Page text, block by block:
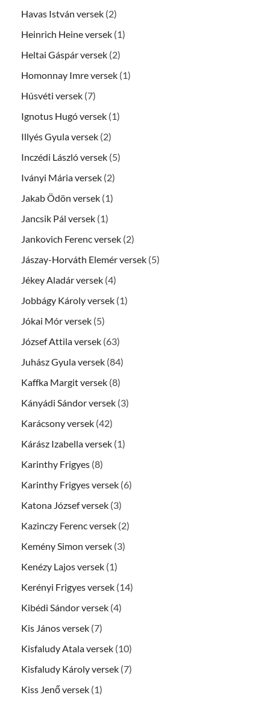
Havas István versek (2)
Heinrich Heine versek (1)
Heltai Gáspár versek (2)
Homonnay Imre versek (1)
Húsvéti versek (7)
Ignotus Hugó versek (1)
Illyés Gyula versek (2)
Inczédi László versek (5)
Iványi Mária versek (2)
Jakab Ödön versek (1)
Jancsik Pál versek (1)
Jankovich Ferenc versek (2)
Jászay-Horváth Elemér versek (5)
Jékey Aladár versek (4)
Jobbágy Károly versek (1)
Jókai Mór versek (5)
József Attila versek (63)
Juhász Gyula versek (84)
Kaffka Margit versek (8)
Kányádi Sándor versek (3)
Karácsony versek (42)
Kárász Izabella versek (1)
Karinthy Frigyes (8)
Karinthy Frigyes versek (6)
Katona József versek (3)
Kazinczy Ferenc versek (2)
Kemény Simon versek (3)
Kenézy Lajos versek (1)
Kerényi Frigyes versek (14)
Kibédi Sándor versek (4)
Kis János versek (7)
Kisfaludy Atala versek (10)
Kisfaludy Károly versek (7)
Kiss Jenő versek (1)